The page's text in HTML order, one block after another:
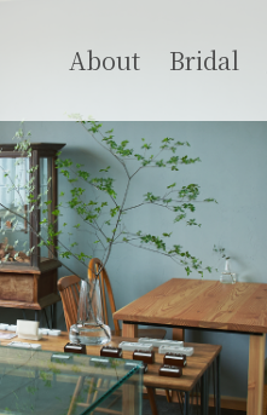
About Bridal